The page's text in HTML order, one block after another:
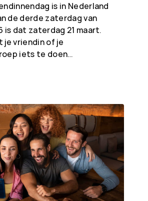
is in Nederland
de derde zaterdag van
is dat zaterdag 21 maart.
je vriendin of je
iets te doen…